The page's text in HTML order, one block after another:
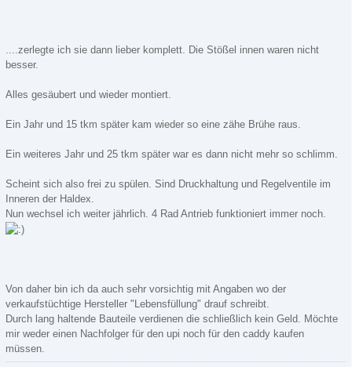
....zerlegte ich sie dann lieber komplett. Die Stößel innen waren nicht
besser.
Alles gesäubert und wieder montiert.
Ein Jahr und 15 tkm später kam wieder so eine zähe Brühe raus.
Ein weiteres Jahr und 25 tkm später war es dann nicht mehr so schlimm.
Scheint sich also frei zu spülen. Sind Druckhaltung und Regelventile im
Inneren der Haldex.
Nun wechsel ich weiter jährlich. 4 Rad Antrieb funktioniert immer noch.
Von daher bin ich da auch sehr vorsichtig mit Angaben wo der
verkaufstüchtige Hersteller "Lebensfüllung" drauf schreibt.
Durch lang haltende Bauteile verdienen die schließlich kein Geld. Möchte
mir weder einen Nachfolger für den upi noch für den caddy kaufen
müssen.